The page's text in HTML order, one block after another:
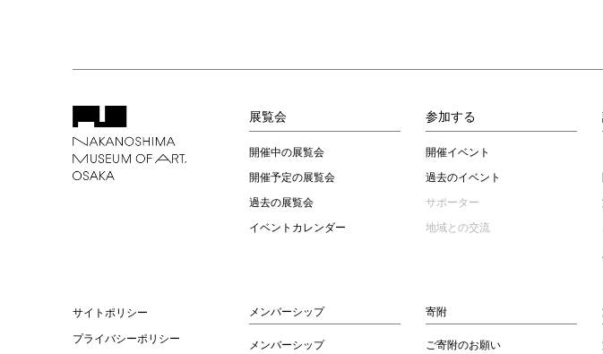
展覧会
開催中の展覧会
開催予定の展覧会
過去の展覧会
イベントカレンダー
参加する
開催イベント
過去のイベント
サポーター
地域との交流
サイトポリシー
プライバシーポリシー
メンバーシップ
メンバーシップ
寄附
ご寄附のお願い